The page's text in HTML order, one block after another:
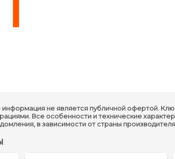
не является публичной офертой.
Все особенности и технические
в зависимости от страны